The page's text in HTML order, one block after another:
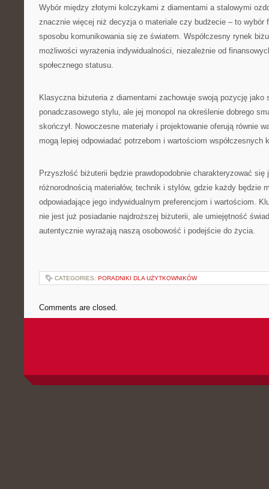
Wybór między złotymi kolczykami z diamentami a stalowymi
znacznie więcej niż decyzja o materiale czy budżecie – to wybór
sposobu komunikowania się ze światem. Współczesny rynek
możliwości wyrażenia indywidualności, niezależnie od
społecznego statusu.
Klasyczna biżuteria z diamentami zachowuje swoją pozycję jako
ponadczasowego stylu, ale jej monopol na określenie dobrego
skończył. Nowoczesne materiały i projektowanie oferują równie
mogą lepiej odpowiadać potrzebom i wartościom współczesnych
Przyszłość biżuterii będzie prawdopodobnie charakteryzować
różnorodnością materiałów, technik i stylów, gdzie każdy będzie
odpowiadające jego indywidualnym preferencjom i wartościom.
nie jest już posiadanie najdroższej biżuterii, ale umiejętność
autentycznie wyrażają naszą osobowość i podejście do życia.
CATEGORIES: PORADNIKI DLA UŻYTKOWNIKÓW
Comments are closed.